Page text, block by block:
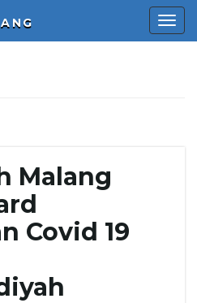
Malang
Covid 19